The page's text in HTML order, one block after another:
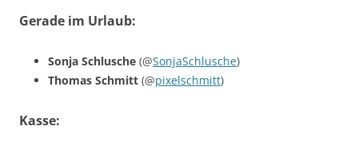
Gerade im Urlaub:
Sonja Schlusche (@SonjaSchlusche)
Thomas Schmitt (@pixelschmitt)
Kasse: